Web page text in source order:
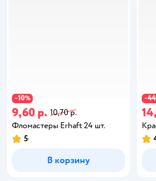
−10%
9,60 р. 10,70 р.
Фломастеры Erhaft 24 шт.
5
В корзину
−44